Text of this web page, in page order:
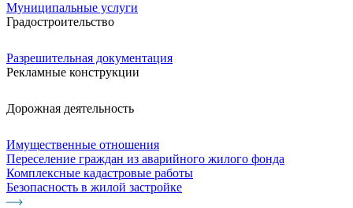
Муниципальные услуги
Градостроительство
Разрешительная документация
Рекламные конструкции
Дорожная деятельность
Имущественные отношения
Переселение граждан из аварийного жилого фонда
Комплексные кадастровые работы
Безопасность в жилой застройке